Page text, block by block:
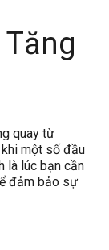
quay từ
một số đầu
là lúc bạn cần
đảm bảo sự